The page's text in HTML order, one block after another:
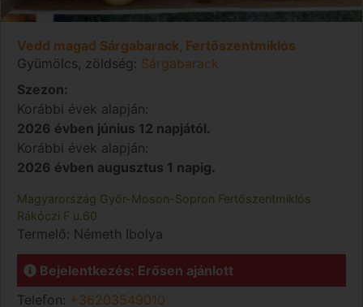
Vedd magad Sárgabarack, Fertőszentmiklós
Gyümölcs, zöldség: Sárgabarack
Szezon:
Korábbi évek alapján:
2026 évben június 12 napjától.
Korábbi évek alapján:
2026 évben augusztus 1 napig.
Magyarország Győr-Moson-Sopron Fertőszentmiklós
Rákóczi F u.60
Termelő: Németh Ibolya
Bejelentkezés: Erősen ajánlott
Telefon: +36203549010